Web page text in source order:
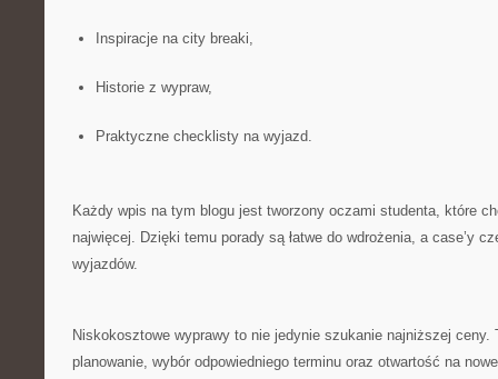
Inspiracje na city breaki,
Historie z wypraw,
Praktyczne checklisty na wyjazd.
Każdy wpis na tym blogu jest tworzony oczami studenta, które
najwięcej. Dzięki temu porady są łatwe do wdrożenia, a case’y
wyjazdów.
Niskokosztowe wyprawy to nie jedynie szukanie najniższej ceny.
planowanie, wybór odpowiedniego terminu oraz otwartość na